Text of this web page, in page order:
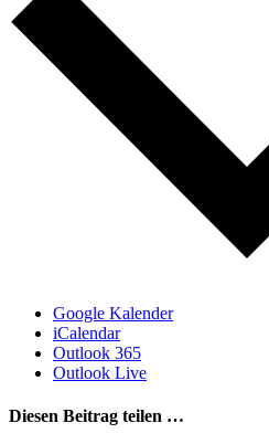
Google Kalender
iCalendar
Outlook 365
Outlook Live
Diesen Beitrag teilen …